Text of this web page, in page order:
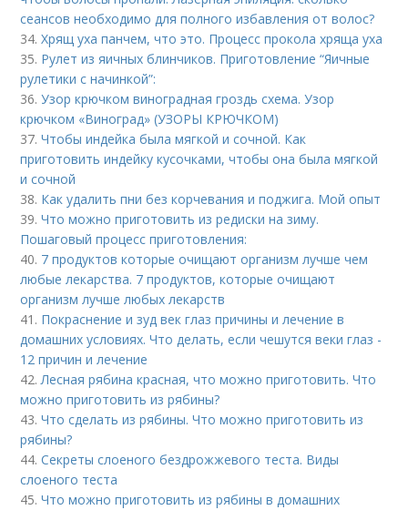
сеансов необходимо для полного избавления от волос?
34.Хрящ уха панчем, что это. Процесс прокола хряща уха
35. Рулет из яичных блинчиков. Приготовление “Яичные
рулетики с начинкой”:
36.Узор крючком виноградная гроздь схема. Узор
крючком «Виноград» (УЗОРЫ КРЮЧКОМ)
37.Чтобы индейка была мягкой и сочной. Как
приготовить индейку кусочками, чтобы она была мягкой
и сочной
38. Как удалить пни без корчевания и поджига. Мой опыт
39.Что можно приготовить из редиски на зиму.
Пошаговый процесс приготовления:
40. 7 продуктов которые очищают организм лучше чем
любые лекарства. 7 продуктов, которые очищают
организм лучше любых лекарств
41. Покраснение и зуд век глаз причины и лечение в
домашних условиях. Что делать, если чешутся веки глаз -
12 причин и лечение
42.Лесная рябина красная, что можно приготовить. Что
можно приготовить из рябины?
43.Что сделать из рябины. Что можно приготовить из
рябины?
44.Секреты слоеного бездрожжевого теста. Виды
слоеного теста
45.Что можно приготовить из рябины в домашних